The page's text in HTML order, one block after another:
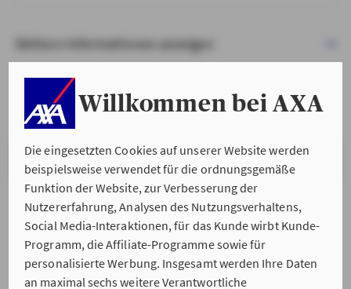
Willkommen bei AXA
Die eingesetzten Cookies auf unserer Website werden
beispielsweise verwendet für die ordnungsgemäße
Funktion der Website, zur Verbesserung der
Nutzererfahrung, Analysen des Nutzungsverhaltens,
Social Media-Interaktionen, für das Kunde wirbt Kunde-
Programm, die Affiliate-Programme sowie für
personalisierte Werbung. Insgesamt werden Ihre Daten
an maximal sechs weitere Verantwortliche
Weitere Informationen anzeigen
VERSTANDEN & WEITER